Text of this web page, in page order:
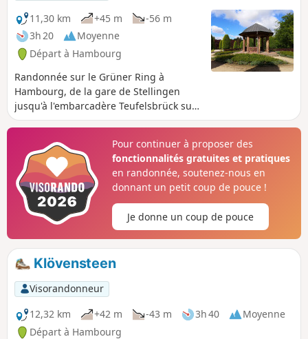
11,30 km
+45 m
-56 m
3h 20
Moyenne
Départ à Hambourg
Randonnée sur le Grüner Ring à
Hambourg, de la gare de Stellingen
jusqu'à l'embarcadère Teufelsbrück sur
l'Elbe. Parmi les points forts de la visite,
ses beaux jardins, ainsi que le Derby
Park et le Wesselhöftpark.
Pour continuer à proposer des
fonctionnalités gratuites et pratiques
en randonnée, soutenez-nous en
donnant un petit coup de pouce !
Je donne un coup de pouce
Klövensteen
Visorandonneur
12,32 km
+42 m -43 m 3h 40
Moyenne
Départ à Hambourg